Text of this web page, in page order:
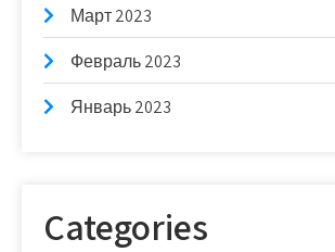
Март 2023
Февраль 2023
Январь 2023
Categories